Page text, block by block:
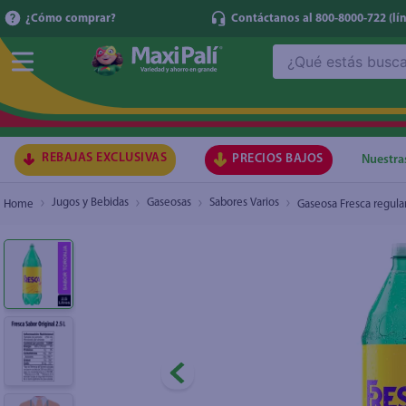
¿Cómo comprar? Contáctanos al 800-8000-722
REBAJAS EXCLUSIVAS PRECIOS BAJOS
Jugos y Bebidas Gaseosas Sabores Varios Gaseosa Fresca
Gaseosa Fresca regular - 2.5L
1.
2.
7.
atun
8.
9.